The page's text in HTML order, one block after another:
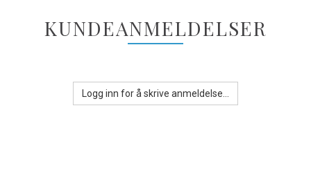
KUNDEANMELDELSER
Logg inn for å skrive anmeldelse...